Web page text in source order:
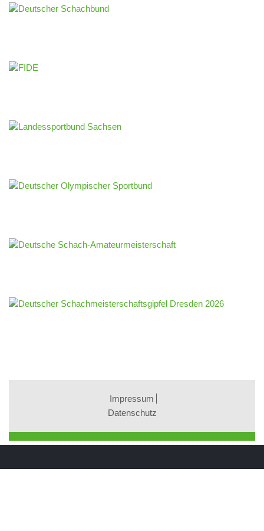
Impressum
Datenschutz